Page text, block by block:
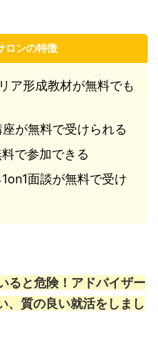
ロンの特徴
ア形成教材が無料でも
が無料で受けられる
で参加できる
面談が無料で受け
ると危険！アドバイザー
、質の良い就活をしまし